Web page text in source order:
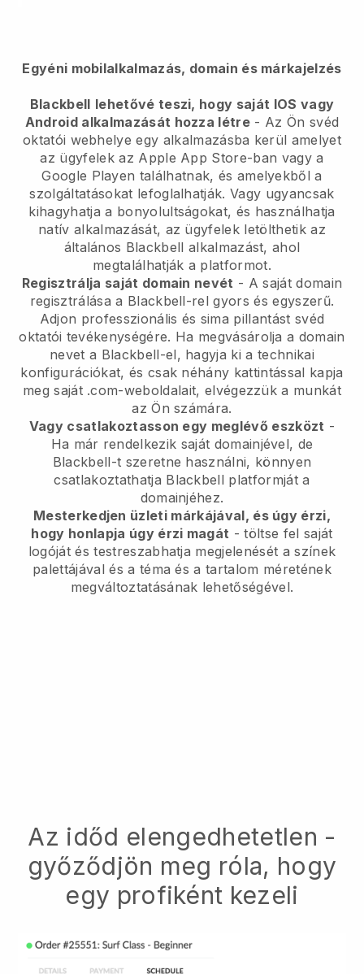
Egyéni mobilalkalmazás, domain és márkajelzés
Blackbell lehetővé teszi, hogy saját IOS vagy
Android alkalmazását hozza létre - Az Ön svéd
oktatói webhelye egy alkalmazásba kerül amelyet
az ügyfelek az Apple App Store-ban vagy a
Google Playen találhatnak, és amelyekből a
szolgáltatásokat lefoglalhatják. Vagy ugyancsak
kihagyhatja a bonyolultságokat, és használhatja
natív alkalmazását, az ügyfelek letölthetik az
általános Blackbell alkalmazást, ahol
megtalálhatják a platformot.
Regisztrálja saját domain nevét - A saját domain
regisztrálása a Blackbell-rel gyors és egyszerű.
Adjon professzionális és sima pillantást svéd
oktatói tevékenységére. Ha megvásárolja a domain
nevet a Blackbell-el, hagyja ki a technikai
konfigurációkat, és csak néhány kattintással kapja
meg saját .com-weboldalait, elvégezzük a munkát
az Ön számára.
Vagy csatlakoztasson egy meglévő eszközt -
Ha már rendelkezik saját domainjével, de
Blackbell-t szeretne használni, könnyen
csatlakoztathatja Blackbell platformját a
domainjéhez.
Mesterkedjen üzleti márkájával, és úgy érzi,
hogy honlapja úgy érzi magát - töltse fel saját
logóját és testreszabhatja megjelenését a színek
palettájával és a téma és a tartalom méretének
megváltoztatásának lehetőségével.
Az időd elengedhetetlen -
győződjön meg róla, hogy
egy profiként kezeli